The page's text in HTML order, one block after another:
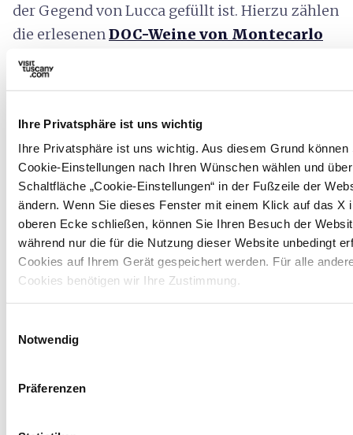
Ihre Privatsphäre ist uns wichtig
Ihre Privatsphäre ist uns wichtig. Aus diesem Grund können
Cookie-Einstellungen nach Ihren Wünschen wählen und
Schaltfläche „Cookie-Einstellungen“ in der Fußzeile der
ändern. Wenn Sie dieses Fenster mit einem Klick auf das X
oberen Ecke schließen, können Sie Ihren Besuch der
während nur die für die Nutzung dieser Website unbedingt
Cookies auf Ihrem Gerät gespeichert werden. Für alle
Cookies benötigen wir Ihre Zustimmung.
Notwendig
Präferenzen
der Gegend von Lucca gefüllt ist. Hierzu zählen
die erlesenenDOC-Weine von Montecarlo
und der Hügel von Lucca
Extravergine-Olivenöl DOP von Lucca
handwerkliche Herstellung der hochwertigen
Schweinefleisch-Produkte von Gombitelli und
der Bergkäser sowie die raffinierten
Fischgerichte der Versilia mit der
Farbenpracht, die die Gemüse- und
Obstproduktion und der Blumenanbau
hervorbringen.
Informationen:stradavinoeoliolucca.it